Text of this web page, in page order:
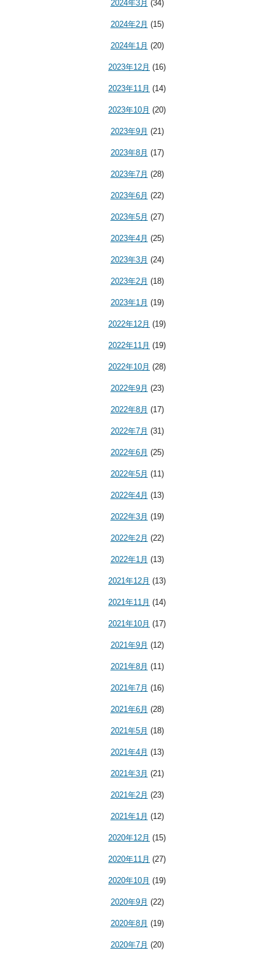
2024年3月 (34)
2024年2月 (15)
2024年1月 (20)
2023年12月 (16)
2023年11月 (14)
2023年10月 (20)
2023年9月 (21)
2023年8月 (17)
2023年7月 (28)
2023年6月 (22)
2023年5月 (27)
2023年4月 (25)
2023年3月 (24)
2023年2月 (18)
2023年1月 (19)
2022年12月 (19)
2022年11月 (19)
2022年10月 (28)
2022年9月 (23)
2022年8月 (17)
2022年7月 (31)
2022年6月 (25)
2022年5月 (11)
2022年4月 (13)
2022年3月 (19)
2022年2月 (22)
2022年1月 (13)
2021年12月 (13)
2021年11月 (14)
2021年10月 (17)
2021年9月 (12)
2021年8月 (11)
2021年7月 (16)
2021年6月 (28)
2021年5月 (18)
2021年4月 (13)
2021年3月 (21)
2021年2月 (23)
2021年1月 (12)
2020年12月 (15)
2020年11月 (27)
2020年10月 (19)
2020年9月 (22)
2020年8月 (19)
2020年7月 (20)